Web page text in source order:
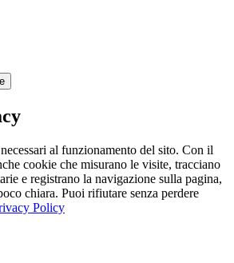
al funzionamento del sito. Con il
cookie che misurano le visite, tracciano
e registrano la navigazione sulla pagina,
chiara. Puoi rifiutare senza perdere
Policy